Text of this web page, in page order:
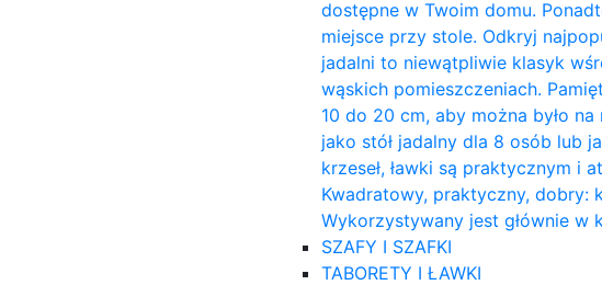
dostępne w Twoim domu.
miejsce przy stole. Odkryj
jadalni to niewątpliwie klasyk
wąskich pomieszczeniach.
10 do 20 cm, aby można było
jako stół jadalny dla 8 osób lub
krzeseł, ławki są praktycznym i
Kwadratowy, praktyczny, dobry:
Wykorzystywany jest głównie w
SZAFY I SZAFKI
TABORETY I ŁAWKI